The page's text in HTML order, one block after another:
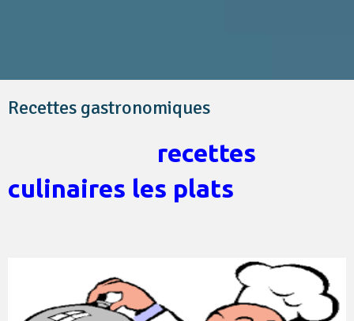
Recettes gastronomiques
recettes
culinaires les plats